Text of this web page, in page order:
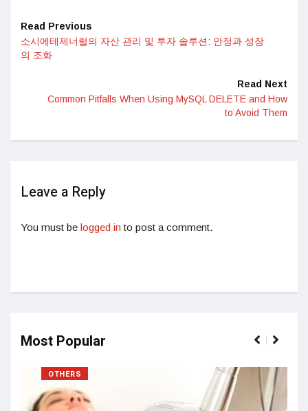
Read Previous
소시에테제너럴의 자산 관리 및 투자 솔루션: 안정과 성장
의 조화
Read Next
Common Pitfalls When Using MySQL DELETE and How
to Avoid Them
Leave a Reply
You must be logged in to post a comment.
Most Popular
OTHERS